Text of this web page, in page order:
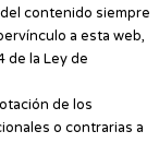
contenido siempre
a esta web,
de la Ley de
de los
o contrarias a